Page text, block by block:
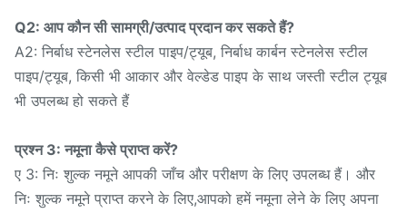
Q2: आप कौन सी सामग्री/उत्पाद प्रदान कर सकते हैं?
A2: निर्बाध स्टेनलेस स्टील पाइप/ट्यूब, निर्बाध कार्बन स्टेनलेस स्टील
पाइप/ट्यूब, किसी भी आकार और वेल्डेड पाइप के साथ जस्ती स्टील ट्यूब
भी उपलब्ध हो सकते हैं
प्रश्न 3: नमूना कैसे प्राप्त करें?
ए 3: निः शुल्क नमूने आपकी जाँच और परीक्षण के लिए उपलब्ध हैं। और
निः शुल्क नमूने प्राप्त करने के लिए,आपको हमें नमूना लेने के लिए अपना